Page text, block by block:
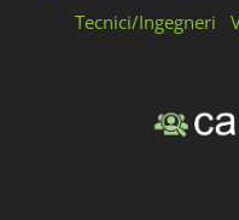
Tecnici/Ingegneri